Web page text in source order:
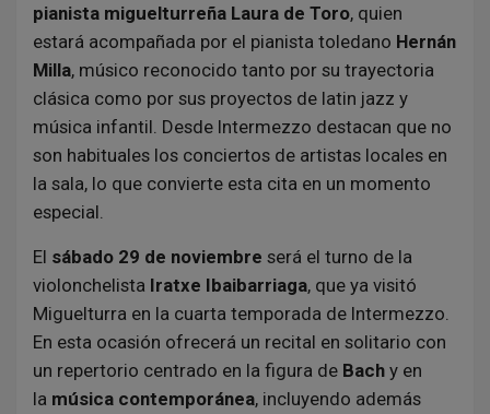
pianista miguelturreña Laura de Toro, quien
estará acompañada por el pianista toledano Hernán
Milla, músico reconocido tanto por su trayectoria
clásica como por sus proyectos de latin jazz y
música infantil. Desde Intermezzo destacan que no
son habituales los conciertos de artistas locales en
la sala, lo que convierte esta cita en un momento
especial.
El sábado 29 de noviembre será el turno de la
violonchelista Iratxe Ibaibarriaga, que ya visitó
Miguelturra en la cuarta temporada de Intermezzo.
En esta ocasión ofrecerá un recital en solitario con
un repertorio centrado en la figura de Bach y en
la música contemporánea, incluyendo además